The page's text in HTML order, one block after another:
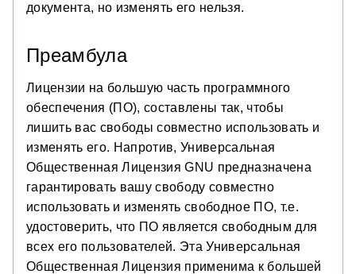
документа, но изменять его нельзя.
Преамбула
Лицензии на большую часть программного
обеспечения (ПО), составлены так, чтобы
лишить вас свободы совместно использовать и
изменять его. Напротив, Универсальная
Общественная Лицензия GNU предназначена
гарантировать вашу свободу совместно
использовать и изменять свободное ПО, т.е.
удостоверить, что ПО является свободным для
всех его пользователей. Эта Универсальная
Общественная Лицензия применима к большей